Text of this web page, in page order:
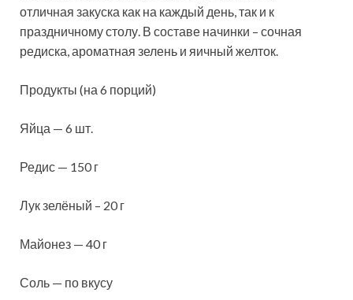
отличная закуска как на каждый день, так и к
праздничному столу. В составе начинки – сочная
редиска, ароматная зелень и яичный желток.
Продукты (на 6 порций)
Яйца — 6 шт.
Редис — 150 г
Лук зелёный – 20 г
Майонез — 40 г
Соль — по вкусу